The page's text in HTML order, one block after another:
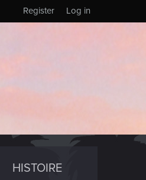
Log in
Register
HISTOIRE